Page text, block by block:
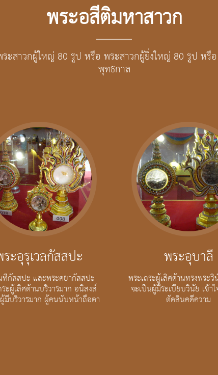
พระอสีติมหาสาวก
ะสาวกผู้ใหญ่ 80 รูป หรือ พระสาวกผู้ยิ่งใหญ่ 80 รูป หรื
พุทธกาล
ะอุรุเวลกัสสปะ
กัสสปะ และพระคยากัสสปะ
ระผู้เลิศด้านบริวารมาก อนิสงส์
มีบริวารมาก ผู้คนนับหน้าถือตา
พระอุบาลี
พระเถระผู้เลิศด้านทรงพระ
จะเป็นผู้มีระเบียบวินัย เข้า
ตัดสินคดีความ